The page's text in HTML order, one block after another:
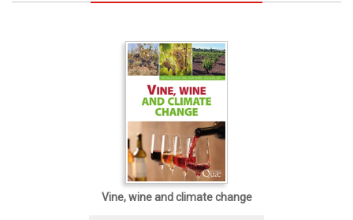
Vine, wine and climate change